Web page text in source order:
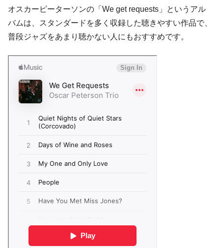
オスカーピーターソンの「We get requests」というアル
バムは、スタンダードを多く収録した聴きやすい作品で、
普段ジャズをあまり聴かない人にもおすすめです。